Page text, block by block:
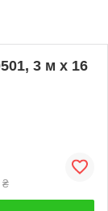
3 м х 16
₴